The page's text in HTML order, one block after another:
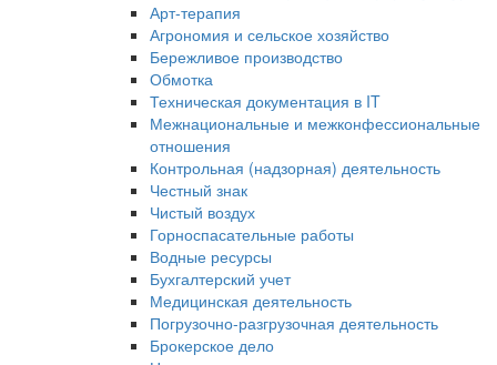
Арт-терапия
Агрономия и сельское хозяйство
Бережливое производство
Обмотка
Техническая документация в IT
Межнациональные и межконфессиональные
отношения
Контрольная (надзорная) деятельность
Честный знак
Чистый воздух
Горноспасательные работы
Водные ресурсы
Бухгалтерский учет
Медицинская деятельность
Погрузочно-разгрузочная деятельность
Брокерское дело